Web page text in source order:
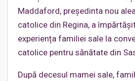
Maddaford, președinta nou
catolice din Regina, a
experiența familiei sale la
catolice pentru sănătate din
După decesul mamei sale,